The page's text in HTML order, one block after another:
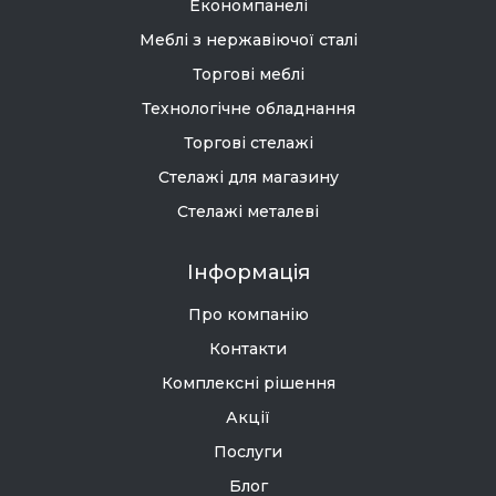
Економпанелі
Меблі з нержавіючої сталі
Торгові меблі
Технологічне обладнання
Торгові стелажі
Стелажі для магазину
Стелажі металеві
Інформація
Про компанію
Контакти
Комплексні рішення
Акції
Послуги
Блог